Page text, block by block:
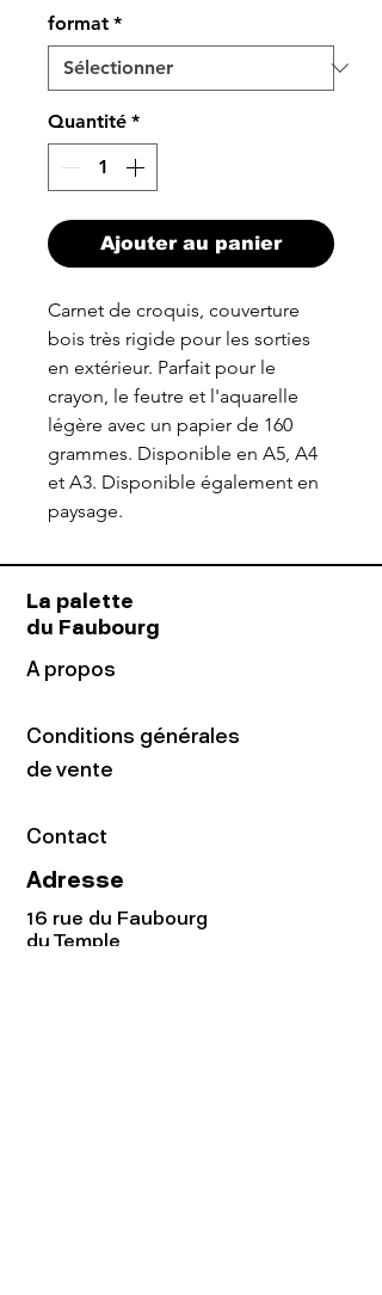
format *
Quantité *
Ajouter au panier
Carnet de croquis, couverture
bois très rigide pour les sorties
en extérieur. Parfait pour le
crayon, le feutre et l'aquarelle
légère avec un papier de 160
grammes. Disponible en A5, A4
et A3. Disponible également en
paysage.
La palette
du Faubourg
A propos
Conditions générales
de vente
Contact
Adresse
16 rue du Faubourg
du Temple